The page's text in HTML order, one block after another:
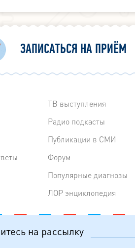
ЗАПИСАТЬСЯ НА ПРИЁМ
ТВ выступления
Радиo подкасты
Публикации в СМИ
Форум
Популярные диагнозы
ЛОР энциклопедия
на рассылку